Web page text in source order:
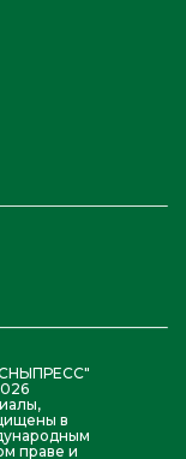
в
праве и